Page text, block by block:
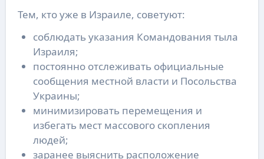
Тем, кто уже в Израиле, советуют:
соблюдать указания Командования тыла
Израиля;
постоянно отслеживать официальные
сообщения местной власти и Посольства
Украины;
минимизировать перемещения и
избегать мест массового скопления
людей;
заранее выяснить расположение